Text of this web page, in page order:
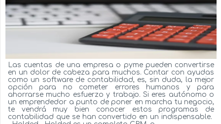
Las cuentas de una empresa o pyme pueden convertirse
en un dolor de cabeza para muchos. Contar con ayudas
como un software de contabilidad, es, sin duda, la mejor
opción para no cometer errores humanos y para
ahorrarse mucho esfuerzo y trabajo. Si eres autónomo o
un emprendedor a punto de poner en marcha tu negocio,
te vendrá muy bien conocer estos programas de
contabilidad que se han convertido en un indispensable.